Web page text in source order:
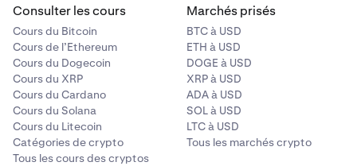
l’accès à vos fonds.
Risque lié aux contrats intelligents: Les
vulnérabilités ou les bugs liés aux contrats
intelligents peuvent mener à une perte de fonds ou à
une rupture de contrat.
Consulter les cours
Cours du Bitcoin
Cours de l’Ethereum
Cours du Dogecoin
Cours du XRP
Cours du Cardano
Cours du Solana
Cours du Litecoin
Catégories de crypto
Tous les cours des cryptos
Marchés prisés
BTC à USD
ETH à USD
DOGE à USD
XRP à USD
ADA à USD
SOL à USD
LTC à USD
Tous les marchés crypto